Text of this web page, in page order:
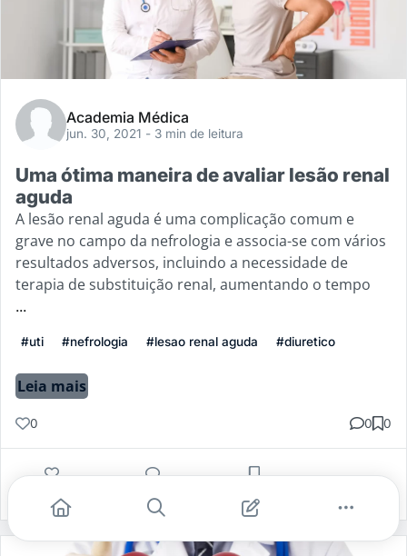
Academia Médica
jun. 30, 2021 - 3 min de leitura
Uma ótima maneira de avaliar lesão renal
aguda
A lesão renal aguda é uma complicação comum e
grave no campo da nefrologia e associa-se com vários
resultados adversos, incluindo a necessidade de
terapia de substituição renal, aumentando o tempo
...
#uti #nefrologia #lesao renal aguda #diuretico
Leia mais
0 0 0
Gostei Comentar Salvar